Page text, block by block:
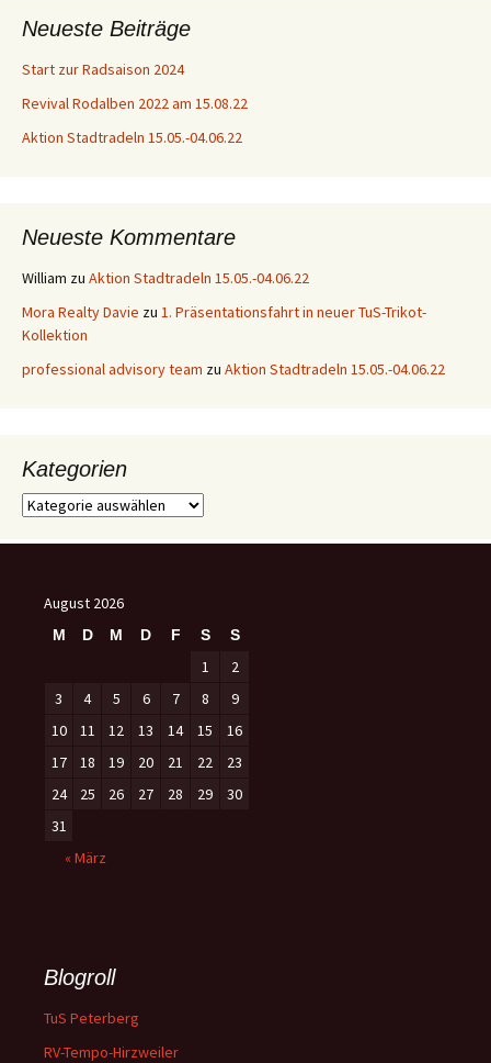
Neueste Beiträge
Start zur Radsaison 2024
Revival Rodalben 2022 am 15.08.22
Aktion Stadtradeln 15.05.-04.06.22
Neueste Kommentare
William zu Aktion Stadtradeln 15.05.-04.06.22
Mora Realty Davie zu 1. Präsentationsfahrt in neuer TuS-Trikot-
Kollektion
professional advisory team zu Aktion Stadtradeln 15.05.-04.06.22
Kategorien
Kategorien
August 2026
M D M D F S S
1
2
3
4 5 6 7 8
9
10
11 12 13 14 15
16
17
18 19 20 21 22
23
24
25 26 27 28 29
30
31
« März
Blogroll
TuS Peterberg
RV-Tempo-Hirzweiler